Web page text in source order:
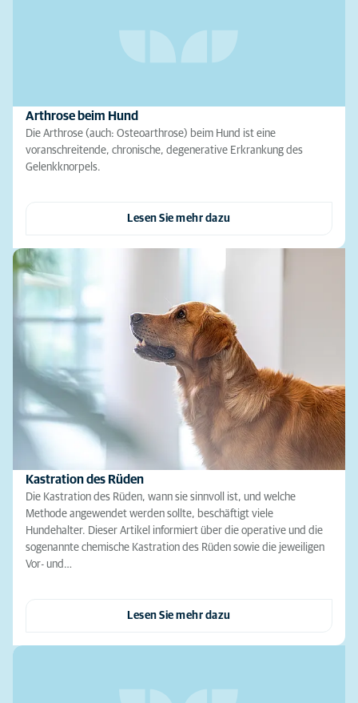
Arthrose beim Hund
Die Arthrose (auch: Osteoarthrose) beim Hund ist eine
voranschreitende, chronische, degenerative Erkrankung des
Gelenkknorpels.
Lesen Sie mehr dazu
Kastration des Rüden
Die Kastration des Rüden, wann sie sinnvoll ist, und welche
Methode angewendet werden sollte, beschäftigt viele
Hundehalter. Dieser Artikel informiert über die operative und die
sogenannte chemische Kastration des Rüden sowie die jeweiligen
Vor- und…
Lesen Sie mehr dazu